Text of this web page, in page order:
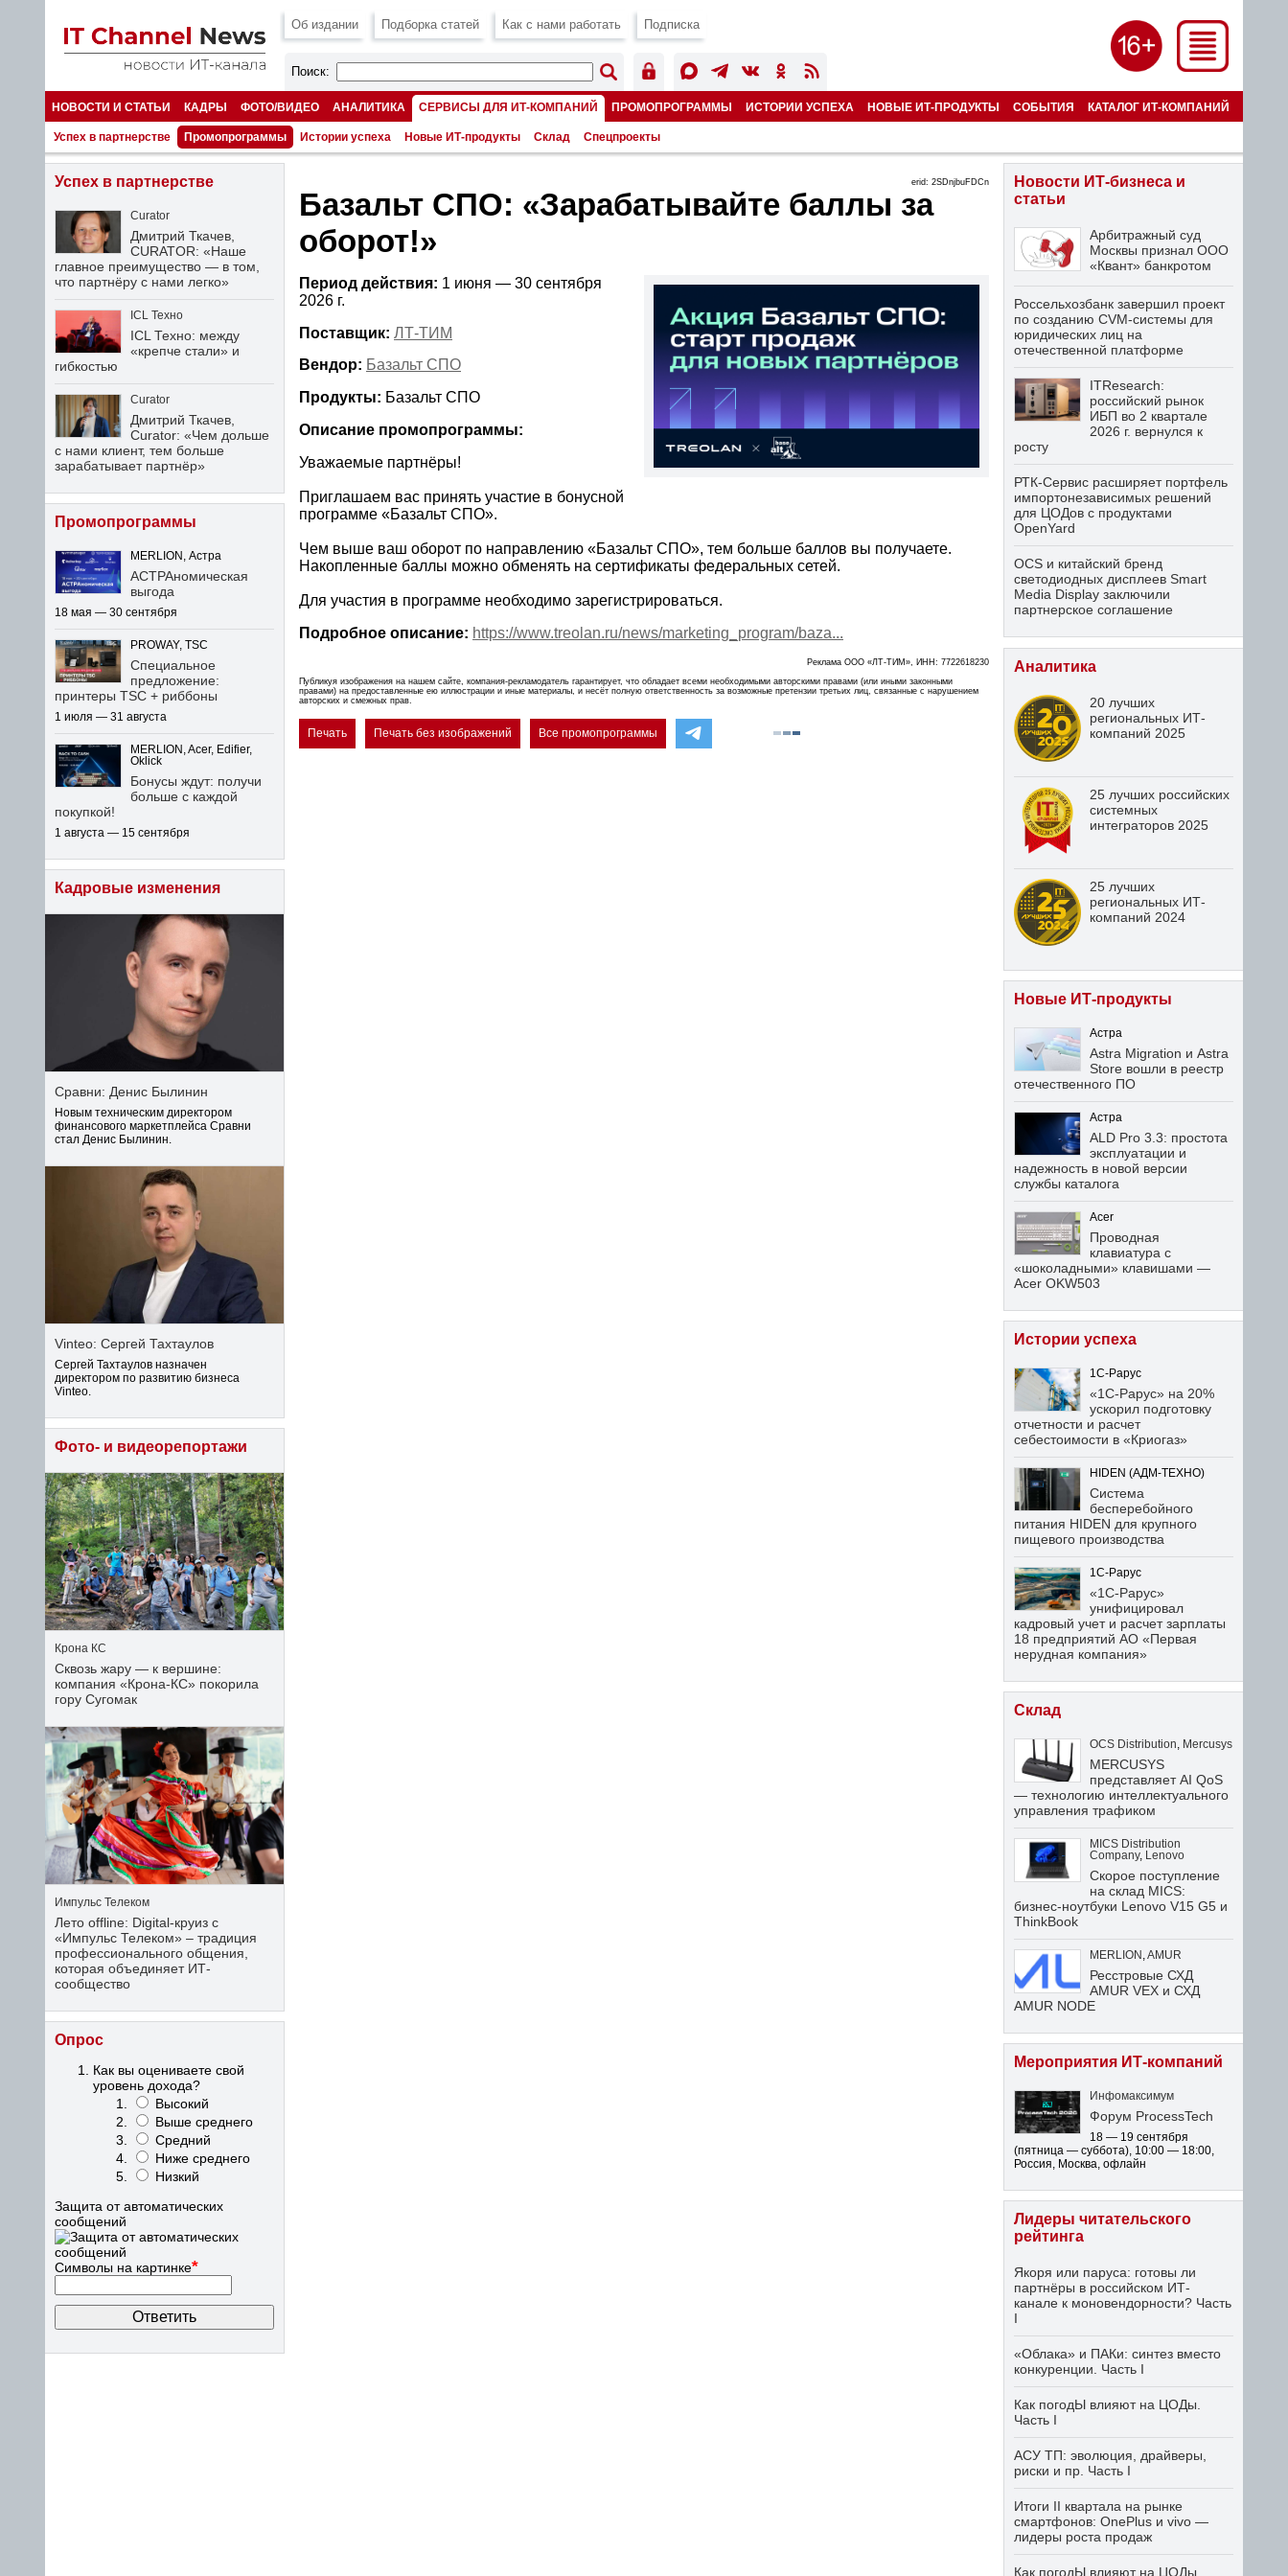
Об издании Подборка статей Как с нами работать Подписка
Поиск:
НОВОСТИ И СТАТЬИ КАДРЫ ФОТО/ВИДЕО АНАЛИТИКА СЕРВИСЫ ДЛЯ ИТ-КОМПАНИЙ ПРОМОПРОГРАММЫ ИСТОРИИ УСПЕХА НОВЫЕ ИТ-ПРОДУКТЫ СОБЫТИЯ КАТАЛОГ ИТ-КОМПАНИЙ
НОМЕРА
Успех в партнерстве Промопрограммы Истории успеха Новые ИТ-продукты Склад Спецпроекты
erid: 2SDnjbuFDCn
Базальт СПО: «Зарабатывайте баллы за
оборот!»
Период действия: 1 июня — 30 сентября
2026 г.
Поставщик: ЛТ-ТИМ
Вендор: Базальт СПО
Продукты: Базальт СПО
Описание промопрограммы:
Уважаемые партнёры!
Приглашаем вас принять участие в бонусной
программе «Базальт СПО».
Чем выше ваш оборот по направлению «Базальт СПО», тем больше баллов вы получаете.
Накопленные баллы можно обменять на сертификаты федеральных сетей.
Для участия в программе необходимо зарегистрироваться.
Подробное описание: https://www.treolan.ru/news/marketing_program/baza...
Реклама ООО «ЛТ-ТИМ», ИНН: 7722618230
Публикуя изображения на нашем сайте, компания-рекламодатель гарантирует, что обладает всеми необходимыми авторскими правами (или иными законными
правами) на предоставленные ею иллюстрации и иные материалы, и несёт полную ответственность за возможные претензии третьих лиц, связанные с нарушением
авторских и смежных прав.
Печать Печать без изображений Все промопрограммы
Успех в партнерстве
Curator
Дмитрий Ткачев,
CURATOR: «Наше
главное преимущество — в том,
что партнёру с нами легко»
ICL Техно
ICL Техно: между
«крепче стали» и
гибкостью
Curator
Дмитрий Ткачев,
Curator: «Чем дольше
с нами клиент, тем больше
зарабатывает партнёр»
Промопрограммы
MERLION, Астра
АСТРАномическая
выгода
18 мая — 30 сентября
PROWAY, TSC
Специальное
предложение:
принтеры TSC + риббоны
1 июля — 31 августа
MERLION, Acer, Edifier,
Oklick
Бонусы ждут: получи
больше с каждой
покупкой!
1 августа — 15 сентября
Кадровые изменения
Сравни: Денис Былинин
Новым техническим директором
финансового маркетплейса Сравни
стал Денис Былинин.
Vinteo: Сергей Тахтаулов
Сергей Тахтаулов назначен
директором по развитию бизнеса
Vinteo.
Фото- и видеорепортажи
Крона КС
Сквозь жару — к вершине:
компания «Крона‑КС» покорила
гору Сугомак
Импульс Телеком
Лето offline: Digital-круиз с
«Импульс Телеком» – традиция
профессионального общения,
которая объединяет ИТ-
сообщество
Опрос
Как вы оцениваете свой
уровень дохода?
Высокий
Выше среднего
Средний
Ниже среднего
Низкий
Защита от автоматических
сообщений
Символы на картинке*
Новости ИТ-бизнеса и
статьи
Арбитражный суд
Москвы признал ООО
«Квант» банкротом
Россельхозбанк завершил проект
по созданию CVM-системы для
юридических лиц на
отечественной платформе
ITResearch:
российский рынок
ИБП во 2 квартале
2026 г. вернулся к
росту
РТК-Сервис расширяет портфель
импортонезависимых решений
для ЦОДов с продуктами
OpenYard
OCS и китайский бренд
светодиодных дисплеев Smart
Media Display заключили
партнерское соглашение
Аналитика
20 лучших
региональных ИТ-
компаний 2025
25 лучших российских
системных
интеграторов 2025
25 лучших
региональных ИТ-
компаний 2024
Новые ИТ-продукты
Астра
Astra Migration и Astra
Store вошли в реестр
отечественного ПО
Астра
ALD Pro 3.3: простота
эксплуатации и
надежность в новой версии
службы каталога
Acer
Проводная
клавиатура с
«шоколадными» клавишами —
Acer OKW503
Истории успеха
1С-Рарус
«1С-Рарус» на 20%
ускорил подготовку
отчетности и расчет
себестоимости в «Криогаз»
HIDEN (АДМ-ТЕХНО)
Система
бесперебойного
питания HIDEN для крупного
пищевого производства
1С-Рарус
«1С-Рарус»
унифицировал
кадровый учет и расчет зарплаты
18 предприятий АО «Первая
нерудная компания»
Склад
OCS Distribution Mercusys
MERCUSYS
представляет AI QoS
— технологию интеллектуального
управления трафиком
MICS Distribution
Company, Lenovo
Скорое поступление
на склад MICS:
бизнес-ноутбуки Lenovo V15 G5 и
ThinkBook
MERLION AMUR
Ресстровые СХД
AMUR VEX и СХД
AMUR NODE
Мероприятия ИТ-компаний
Инфомаксимум
Форум ProcessTech
18 — 19 сентября
(пятница — суббота), 10:00 — 18:00,
Россия, Москва, офлайн
Лидеры читательского
рейтинга
Якоря или паруса: готовы ли
партнёры в российском ИТ-
канале к моновендорности? Часть
I
«Облака» и ПАКи: синтез вместо
конкуренции. Часть I
Как погодЫ влияют на ЦОДы.
Часть I
АСУ ТП: эволюция, драйверы,
риски и пр. Часть I
Итоги II квартала на рынке
смартфонов: OnePlus и vivo —
лидеры роста продаж
Как погодЫ влияют на ЦОДы.